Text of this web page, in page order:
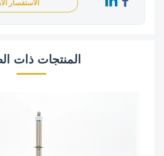
الاستفسار الآن
المنتجات ذات الصلة